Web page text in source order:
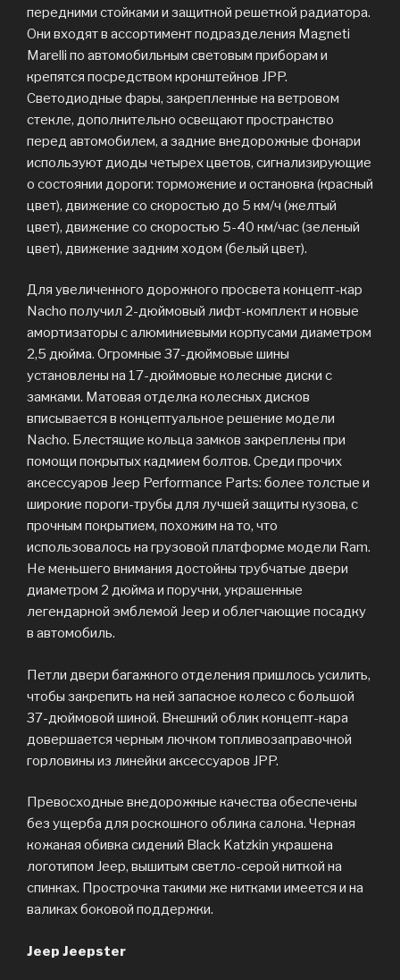
передними стойками и защитной решеткой радиатора.
Они входят в ассортимент подразделения Magneti
Marelli по автомобильным световым приборам и
крепятся посредством кронштейнов JPP.
Светодиодные фары, закрепленные на ветровом
стекле, дополнительно освещают пространство
перед автомобилем, а задние внедорожные фонари
используют диоды четырех цветов, сигнализирующие
о состоянии дороги: торможение и остановка (красный
цвет), движение со скоростью до 5 км/ч (желтый
цвет), движение со скоростью 5-40 км/час (зеленый
цвет), движение задним ходом (белый цвет).
Для увеличенного дорожного просвета концепт-кар
Nacho получил 2-дюймовый лифт-комплект и новые
амортизаторы с алюминиевыми корпусами диаметром
2,5 дюйма. Огромные 37-дюймовые шины
установлены на 17-дюймовые колесные диски с
замками. Матовая отделка колесных дисков
вписывается в концептуальное решение модели
Nacho. Блестящие кольца замков закреплены при
помощи покрытых кадмием болтов. Среди прочих
аксессуаров Jeep Performance Parts: более толстые и
широкие пороги-трубы для лучшей защиты кузова, с
прочным покрытием, похожим на то, что
использовалось на грузовой платформе модели Ram.
Не меньшего внимания достойны трубчатые двери
диаметром 2 дюйма и поручни, украшенные
легендарной эмблемой Jeep и облегчающие посадку
в автомобиль.
Петли двери багажного отделения пришлось усилить,
чтобы закрепить на ней запасное колесо с большой
37-дюймовой шиной. Внешний облик концепт-кара
довершается черным лючком топливозаправочной
горловины из линейки аксессуаров JPP.
Превосходные внедорожные качества обеспечены
без ущерба для роскошного облика салона. Черная
кожаная обивка сидений Black Katzkin украшена
логотипом Jeep, вышитым светло-серой ниткой на
спинках. Прострочка такими же нитками имеется и на
валиках боковой поддержки.
Jeep Jeepster